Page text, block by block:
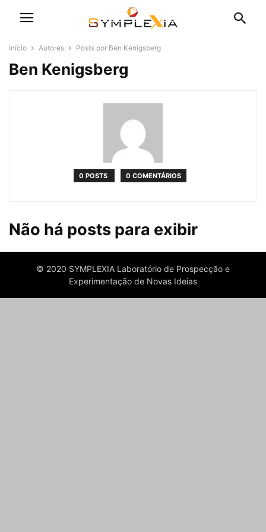
Início Autores Posts por Ben Kenigsberg
Ben Kenigsberg
0 POSTS 0 COMENTÁRIOS
Não há posts para exibir
© 2020 SYMPLEXIA Laboratório de Prospecção e
Experimentação de Novas Ideias